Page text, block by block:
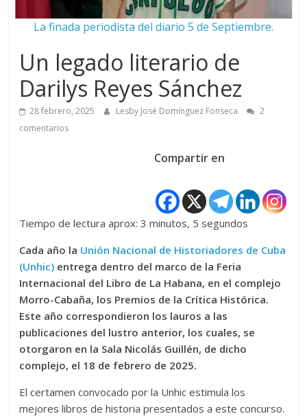
La finada periodista del diario 5 de Septiembre.
Un legado literario de
Darilys Reyes Sánchez
28 febrero, 2025 Lesby José Domínguez Fonseca
2
comentarios
Compartir en
Tiempo de lectura aprox: 3 minutos, 5 segundos
Cada año la Unión Nacional de Historiadores de Cuba
(Unhic) entrega dentro del marco de la Feria
Internacional del Libro de La Habana, en el complejo
Morro-Cabaña, los Premios de la Crítica Histórica.
Este año correspondieron los lauros a las
publicaciones del lustro anterior, los cuales, se
otorgaron en la Sala Nicolás Guillén, de dicho
complejo, el 18 de febrero de 2025.
El certamen convocado por la Unhic estimula los
mejores libros de historia presentados a este concurso.